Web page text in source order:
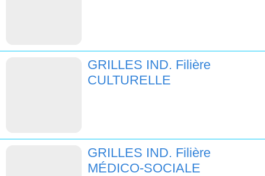
GRILLES IND. Filière
CULTURELLE
GRILLES IND. Filière
MÉDICO-SOCIALE